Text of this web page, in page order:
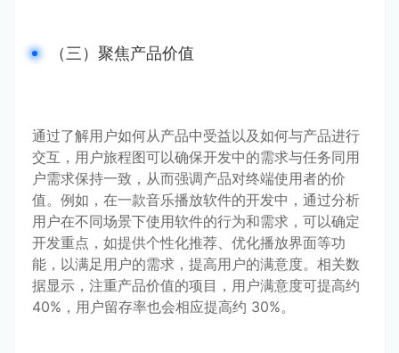
（三）聚焦产品价值
通过了解用户如何从产品中受益以及如何与产品进行
交互，用户旅程图可以确保开发中的需求与任务同用
户需求保持一致，从而强调产品对终端使用者的价
值。例如，在一款音乐播放软件的开发中，通过分析
用户在不同场景下使用软件的行为和需求，可以确定
开发重点，如提供个性化推荐、优化播放界面等功
能，以满足用户的需求，提高用户的满意度。相关数
据显示，注重产品价值的项目，用户满意度可提高约
40%，用户留存率也会相应提高约 30%。